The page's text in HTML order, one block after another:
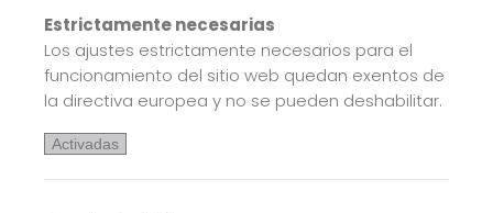
Estrictamente necesarias
Los ajustes estrictamente necesarios para el
funcionamiento del sitio web quedan exentos de
la directiva europea y no se pueden deshabilitar.
Activadas